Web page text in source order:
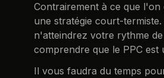
Contrairement à ce que l'on
une stratégie court-
n'atteindrez votre rythme
comprendre que le PPC
Il vous faudra du temps